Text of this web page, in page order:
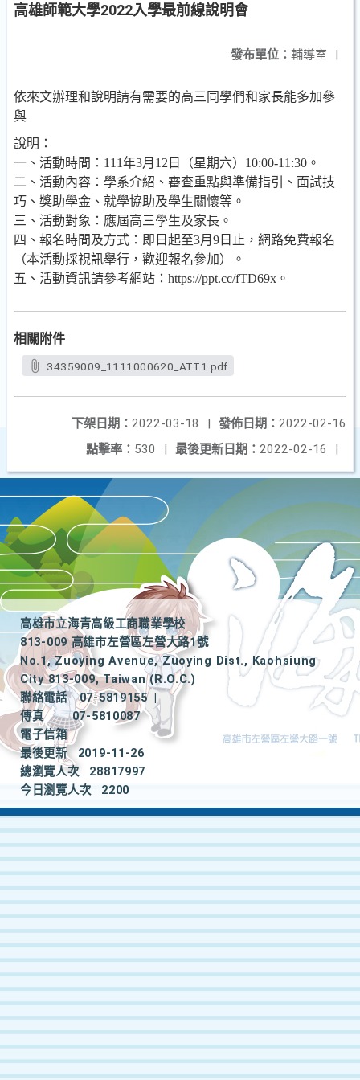
高雄師範大學2022入學最前線說明會
發布單位： 輔導室 |
依來文辦理和說明請有需要的高三同學們和家長能多加參
與
說明：
一、活動時間：111年3月12日（星期六）10:00-11:30。
二、活動內容：學系介紹、審查重點與準備指引、面試技
巧、獎助學金、就學協助及學生關懷等。
三、活動對象：應屆高三學生及家長。
四、報名時間及方式：即日起至3月9日止，網路免費報名
（本活動採視訊舉行，歡迎報名參加）。
五、活動資訊請參考網站：https://ppt.cc/fTD69x。
相關附件
34359009_1111000620_ATT1.pdf
發佈日期： 2022-02-16
下架日期： 2022-03-18
|
最後更新日期： 2022-02-16 |
點擊率： 530 |
高雄市立海青高級工商職業學校
813-009 高雄市左營區左營大路1號
No.1, Zuoying Avenue, Zuoying Dist., Kaohsiung
City 813-009, Taiwan (R.O.C.)
聯絡電話
07-5819155
|
傳真
07-5810087
電子信箱
最後更新
2019-11-26
總瀏覽人次
28817997
今日瀏覽人次
2200